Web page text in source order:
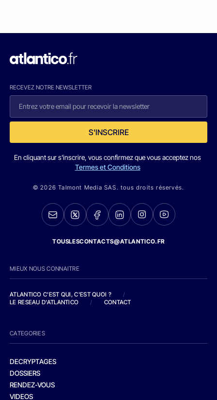
RECEVEZ NOTRE NEWSLETTER
S'INSCRIRE
En cliquant sur s'inscrire, vous confirmez que vous acceptez nos
Termes et Conditions
© 2026 Talmont Media SAS. tous droits réservés.
TOUSLESCONTACTS@ATLANTICO.FR
MIEUX NOUS CONNAITRE
ATLANTICO C'EST QUI, C'EST QUOI ?
/
LE RESEAU D'ATLANTICO
/ CONTACT
CATEGORIES
DECRYPTAGES
DOSSIERS
RENDEZ-VOUS
VIDEOS